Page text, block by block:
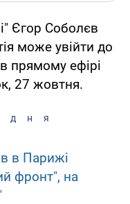
Єгор Соболєв
може увійти до
прямому ефірі
27 жовтня.
дня
в Парижі
фронт", на